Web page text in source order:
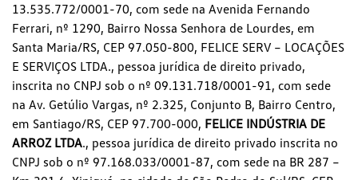
13.535.772/0001-70, com sede na Avenida Fernando
Ferrari, nº 1290, Bairro Nossa Senhora de Lourdes, em
Santa Maria/RS, CEP 97.050-800, FELICE SERV – LOCAÇÕES
E SERVIÇOS LTDA., pessoa jurídica de direito privado,
inscrita no CNPJ sob o nº 09.131.718/0001-91, com sede
na Av. Getúlio Vargas, nº 2.325, Conjunto B, Bairro Centro,
em Santiago/RS, CEP 97.700-000, FELICE INDÚSTRIA DE
ARROZ LTDA., pessoa jurídica de direito privado inscrita no
CNPJ sob o nº 97.168.033/0001-87, com sede na BR 287 –